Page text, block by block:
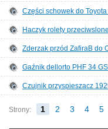
Części schowek do
Haczyk rolety
Zderzak przód ZafiraB do
Gaźnik dellorto PHF 34
Czujnik przyspieszacz
Strony: 1 2 3 4 5